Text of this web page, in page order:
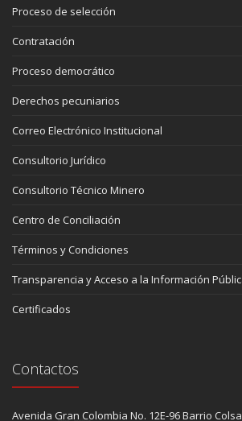
Proceso de selección
Contratación
Proceso democrático
Derechos pecuniarios
Correo Electrónico Institucional
Consultorio Jurídico
Consultorio Técnico Minero
Centro de Conciliación
Términos y Condiciones
Transparencia y Acceso a la Información
Certificados
Contactos
Avenida Gran Colombia No. 12E-96 Barrio